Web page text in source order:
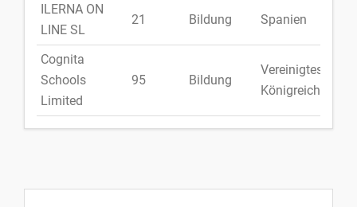
ILERNA ON
LINE SL
21 Bildung Spanien
Cognita
Schools
Limited
95 Bildung
Vereinigtes
Königreich